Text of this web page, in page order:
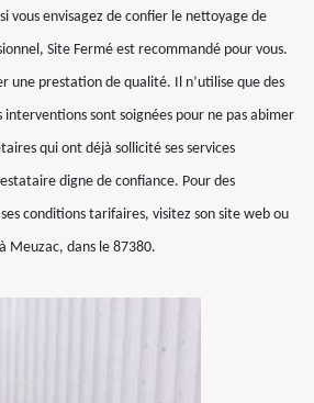
vous envisagez de confier le nettoyage de
Site Fermé est recommandé pour vous.
une prestation de qualité. Il n’utilise que des
interventions sont soignées pour ne pas abimer
qui ont déjà sollicité ses services
digne de confiance. Pour des
conditions tarifaires, visitez son site web ou
Meuzac, dans le 87380.